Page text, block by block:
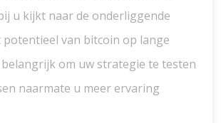
u kijkt naar de onderliggende
potentieel van bitcoin op lange
om uw strategie te testen
naarmate u meer ervaring